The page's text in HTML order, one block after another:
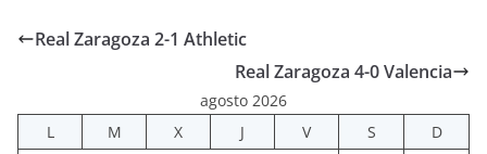
Real Zaragoza 2-1 Athletic
Real Zaragoza 4-0 Valencia
agosto 2026
L
M X J V S
D